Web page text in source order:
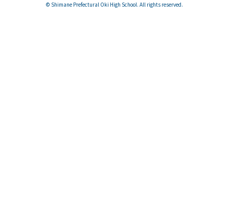
© Shimane Prefectural Oki High School. All rights reserved.